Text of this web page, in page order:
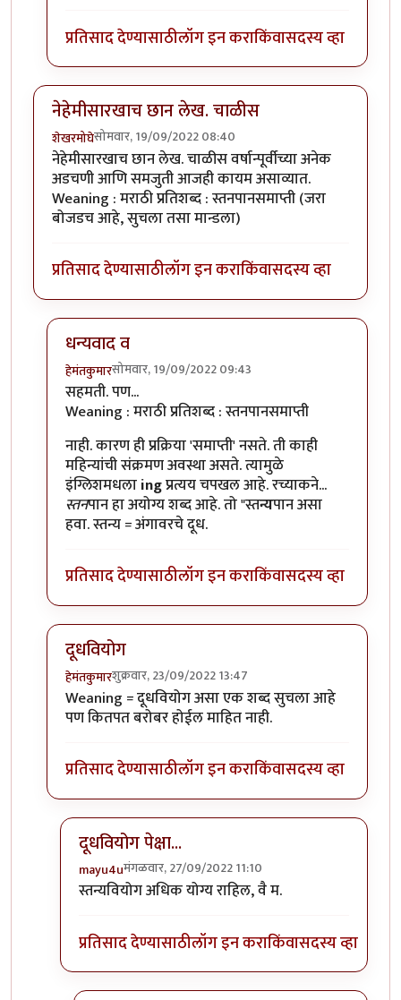
प्रतिसाद देण्यासाठीलॉग इन कराकिंवासदस्य व्हा
नेहेमीसारखाच छान लेख. चाळीस
शेखरमोघेसोमवार, 19/09/2022 08:40
नेहेमीसारखाच छान लेख. चाळीस वर्षान्पूर्वीच्या अनेक
अडचणी आणि समजुती आजही कायम असाव्यात.
Weaning : मराठी प्रतिशब्द : स्तनपानसमाप्ती (जरा
बोजडच आहे, सुचला तसा मान्डला)
प्रतिसाद देण्यासाठीलॉग इन कराकिंवासदस्य व्हा
धन्यवाद व
हेमंतकुमारसोमवार, 19/09/2022 09:43
In reply toनेहेमीसारखाच छान लेख. चाळीस
सहमती. पण...
Weaning : मराठी प्रतिशब्द : स्तनपानसमाप्ती
नाही. कारण ही प्रक्रिया 'समाप्ती' नसते. ती काही
महिन्यांची संक्रमण अवस्था असते. त्यामुळे
इंग्लिशमधलाingप्रत्यय चपखल आहे. रच्याकने...
स्तनपान हा अयोग्य शब्द आहे. तो "स्तन्यपान असा
हवा. स्तन्य = अंगावरचे दूध.
प्रतिसाद देण्यासाठीलॉग इन कराकिंवासदस्य व्हा
दूधवियोग
हेमंतकुमारशुक्रवार, 23/09/2022 13:47
In reply toनेहेमीसारखाच छान लेख. चाळीसbyशेखरमोघे
Weaning = दूधवियोग असा एक शब्द सुचला आहे
पण कितपत बरोबर होईल माहित नाही.
प्रतिसाद देण्यासाठीलॉग इन कराकिंवासदस्य व्हा
दूधवियोग पेक्षा...
mayu4uमंगळवार, 27/09/2022 11:10
In reply toदूधवियोगbyहेमंतकुमार
स्तन्यवियोग अधिक योग्य राहिल, वै म.
प्रतिसाद देण्यासाठीलॉग इन कराकिंवासदस्य व्हा